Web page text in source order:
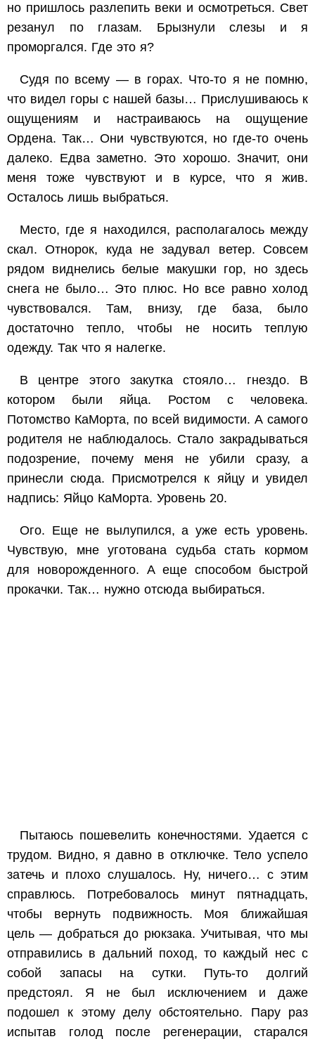
но пришлось разлепить веки и осмотреться. Свет
резанул по глазам. Брызнули слезы и я
проморгался. Где это я?
Судя по всему — в горах. Что-то я не помню,
что видел горы с нашей базы… Прислушиваюсь к
ощущениям и настраиваюсь на ощущение
Ордена. Так… Они чувствуются, но где-то очень
далеко. Едва заметно. Это хорошо. Значит, они
меня тоже чувствуют и в курсе, что я жив.
Осталось лишь выбраться.
Место, где я находился, располагалось между
скал. Отнорок, куда не задувал ветер. Совсем
рядом виднелись белые макушки гор, но здесь
снега не было… Это плюс. Но все равно холод
чувствовался. Там, внизу, где база, было
достаточно тепло, чтобы не носить теплую
одежду. Так что я налегке.
В центре этого закутка стояло… гнездо. В
котором были яйца. Ростом с человека.
Потомство КаМорта, по всей видимости. А самого
родителя не наблюдалось. Стало закрадываться
подозрение, почему меня не убили сразу, а
принесли сюда. Присмотрелся к яйцу и увидел
надпись: Яйцо КаМорта. Уровень 20.
Ого. Еще не вылупился, а уже есть уровень.
Чувствую, мне уготована судьба стать кормом
для новорожденного. А еще способом быстрой
прокачки. Так… нужно отсюда выбираться.
Пытаюсь пошевелить конечностями. Удается с
трудом. Видно, я давно в отключке. Тело успело
затечь и плохо слушалось. Ну, ничего… с этим
справлюсь. Потребовалось минут пятнадцать,
чтобы вернуть подвижность. Моя ближайшая
цель — добраться до рюкзака. Учитывая, что мы
отправились в дальний поход, то каждый нес с
собой запасы на сутки. Путь-то долгий
предстоял. Я не был исключением и даже
подошел к этому делу обстоятельно. Пару раз
испытав голод после регенерации, старался